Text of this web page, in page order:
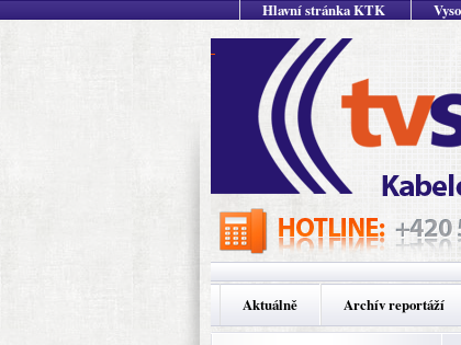
Hlavní stránka KTK
Aktuálně Archív reportáží